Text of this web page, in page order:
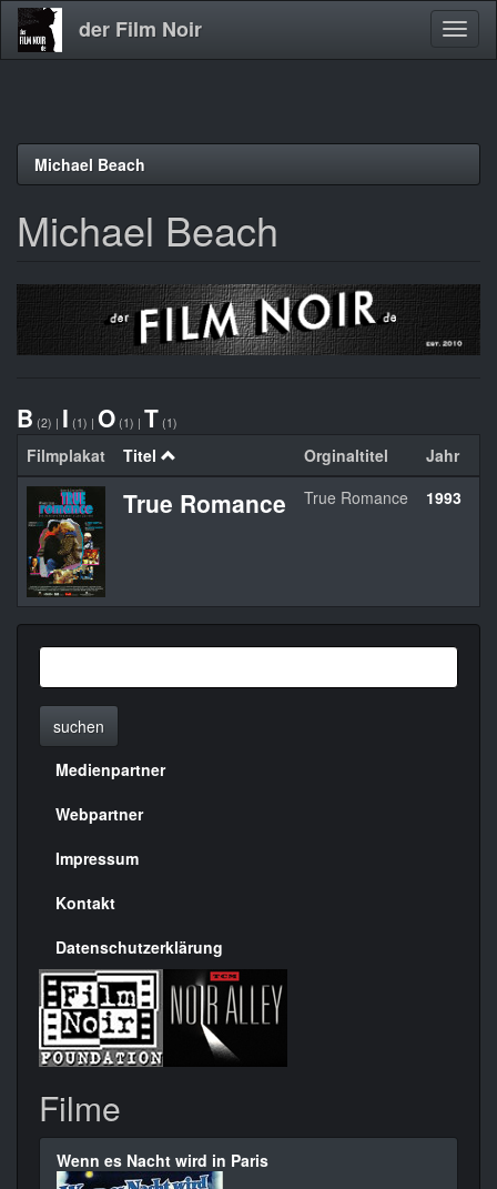
Direkt
der Film Noir
Michael Beach
Michael Beach
B (2) | I (1) | O (1) | T (1)
Filmplakat Titel Orginaltitel Jahr
True Romance True Romance 1993
suchen
Menülinks
rechte
Seite
Medienpartner
Webpartner
Impressum
Kontakt
Datenschutzerklärung
Filme
Wenn es Nacht wird in Paris